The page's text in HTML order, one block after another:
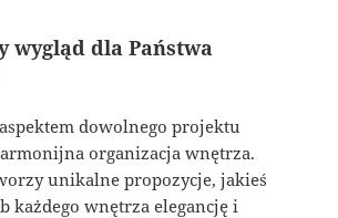
wygląd dla Państwa
dowolnego projektu
organizacja wnętrza.
unikalne propozycje, jakieś
każdego wnętrza elegancję i